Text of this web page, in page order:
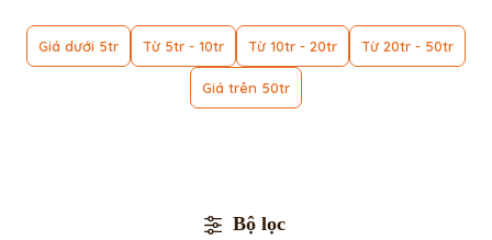
Giá dưới 5tr Từ 5tr - 10tr Từ 10tr - 20tr Từ 20tr - 50tr
Giá trên 50tr
Bộ lọc